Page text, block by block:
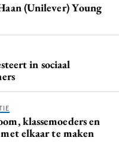
(Unilever) Young
in sociaal
klassemoeders en
elkaar te maken